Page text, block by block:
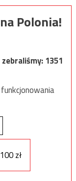
Polonia!
zebraliśmy:1351
100 zł